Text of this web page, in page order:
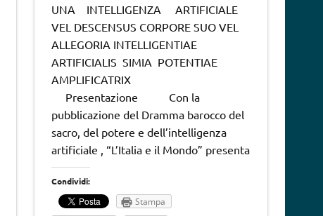
UNA INTELLIGENZA ARTIFICIALE
VEL DESCENSUS CORPORE SUO VEL
ALLEGORIA INTELLIGENTIAE
ARTIFICIALIS SIMIA POTENTIAE
AMPLIFICATRIX
Presentazione Con la
pubblicazione del Dramma barocco del
sacro, del potere e dell’intelligenza
artificiale , “L’Italia e il Mondo” presenta
Condividi:
Stampa